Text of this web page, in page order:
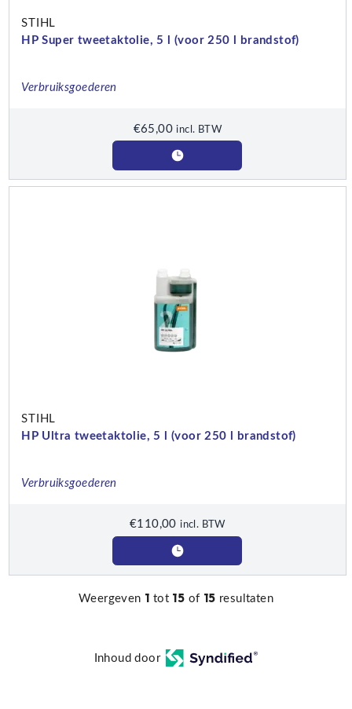
STIHL
HP Super tweetaktolie, 5 l (voor 250 l brandstof)
Verbruiksgoederen
€65,00 incl. BTW
STIHL
HP Ultra tweetaktolie, 5 l (voor 250 l brandstof)
Verbruiksgoederen
€110,00 incl. BTW
Weergeven 1 tot 15 of 15 resultaten
Inhoud door